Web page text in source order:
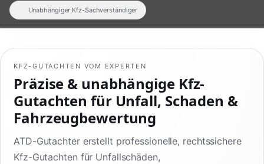
KFZ-GUTACHTEN VOM EXPERTEN
Präzise & unabhängige Kfz-
Gutachten für Unfall, Schaden &
Fahrzeugbewertung
ATD-Gutachter erstellt professionelle, rechtssichere
Kfz-Gutachten für Unfallschäden,
Unabhängiger Kfz-Sachverständiger